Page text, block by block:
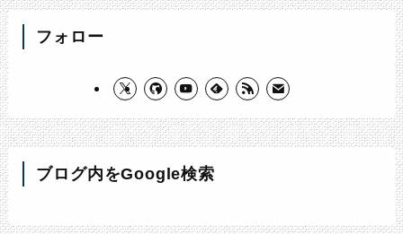
フォロー
ブログ内をGoogle検索